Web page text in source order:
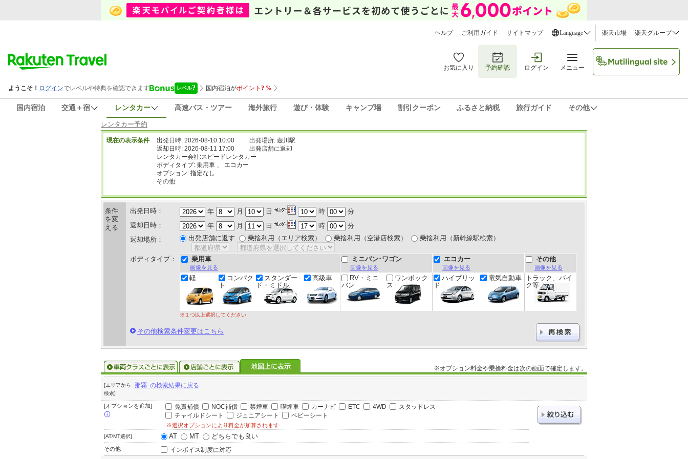
ヘルプ ご利用ガイド サイトマップ Language 楽天市場 楽天グループ
お気に入り 予約確認 ログイン メニュー
国内宿泊 交通＋宿 レンタカー 高速バス・ツアー 海外旅行 遊び・体験 キャンプ場 割引クーポン ふるさと納税 旅行ガイド その他
レンタカー予約
現在の表示条件 出発日時: 2026-08-10 10:00
出発場所: 壺川駅
返却日時: 2026-08-11 17:00
出発店舗に返却
レンタカー会社:スピードレンタカー
ボディタイプ: 乗用車 、 エコカー
オプション: 指定なし
その他:
条件
を変
える
出発日時： 年 月 日 時
分
返却日時：
年 月 日 時
分
返却場所：
出発店舗に返す 乗捨利用（エリア検索） 乗捨利用（空港店検索） 乗捨利用（新幹線駅検索）
ボディタイプ： 乗用車
画像を見る
ミニバン･ワゴン
画像を見る
エコカー
画像を見る
その他
画像を見る
軽
コンパク
ト
スタンダー
ド・ミドル
高級車
RV・ミニ
バン
ワンボック
ス
ハイブリッ
ド
電気自動車
トラック、バイ
ク等
※１つ以上選択してください
その他検索条件変更はこちら
※オプション料金や乗捨料金は次の画面で確定します。
[エリアから
検索]
那覇 の検索結果に戻る
[オプションを追加] 免責補償 NOC補償 禁煙車 喫煙車 カーナビ ETC 4WD
スタッドレス
チャイルドシート
ジュニアシート ベビーシート
※選択オプションにより料金が加算されます
[AT/MT選択] AT MT どちらでも良い
その他 インボイス制度に対応